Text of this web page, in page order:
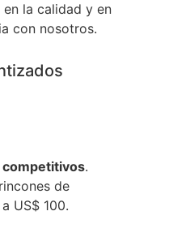
la calidad y en
con nosotros.
.
de
US$ 100.